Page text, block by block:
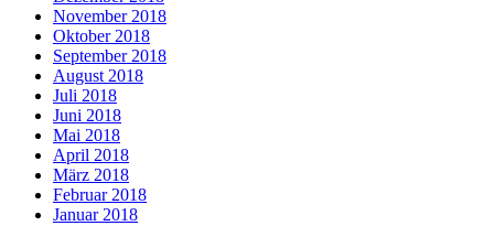
November 2018
Oktober 2018
September 2018
August 2018
Juli 2018
Juni 2018
Mai 2018
April 2018
März 2018
Februar 2018
Januar 2018